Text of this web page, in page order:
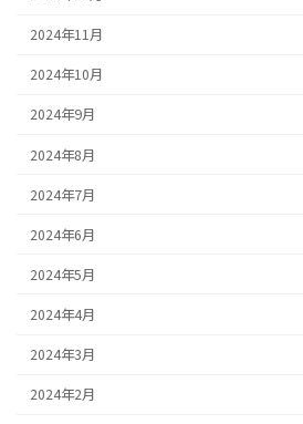
2024年11月
2024年10月
2024年9月
2024年8月
2024年7月
2024年6月
2024年5月
2024年4月
2024年3月
2024年2月